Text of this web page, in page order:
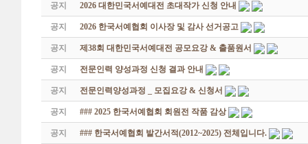
공지 2026 대한민국서예대전 초대작가 신청 안내
공지 2026 한국서예협회 이사장 및 감사 선거공고
공지 제38회 대한민국서예대전 공모요강 & 출품원서
공지 전문인력 양성과정 신청 결과 안내
공지 전문인력양성과정 _ 모집요강 & 신청서
공지 ### 2025 한국서예협회 회원전 작품 감상
공지 ### 한국서예협회 발간서적(2012~2025) 전체입니다.